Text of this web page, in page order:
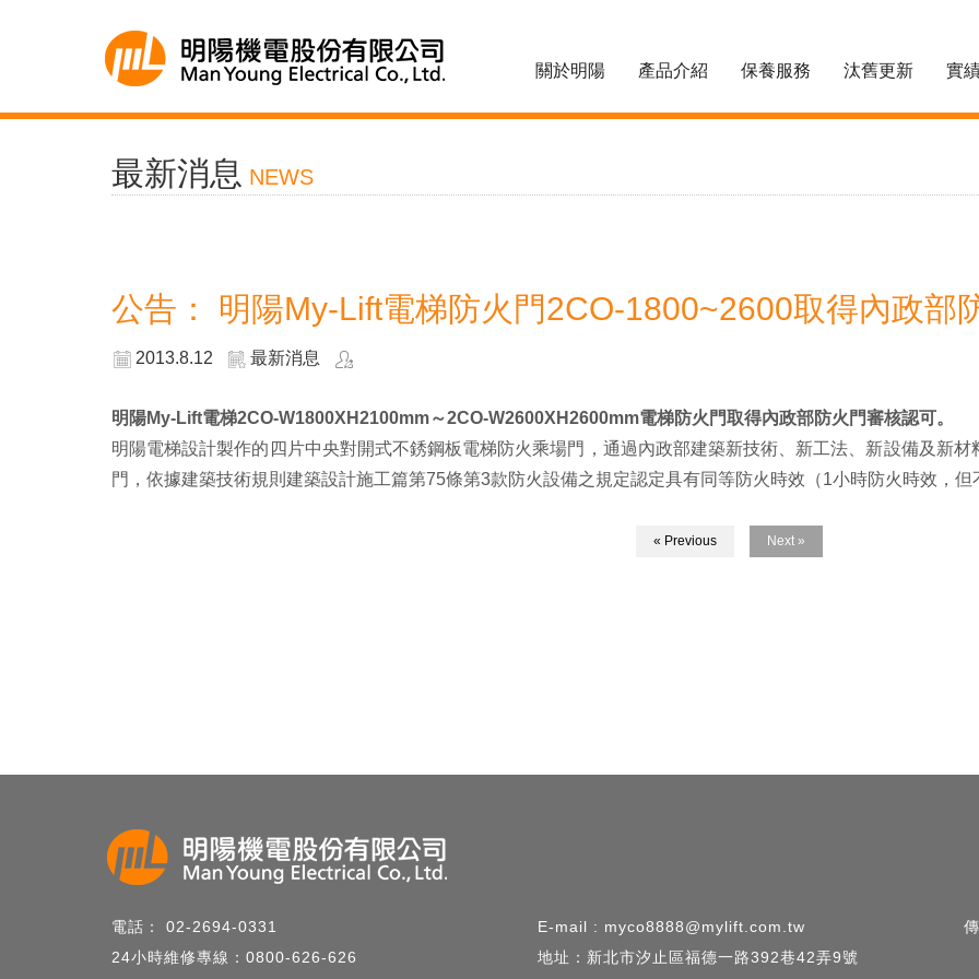
關於明陽 產品介紹 保養服務 汰舊更新 實
最新消息 NEWS
公告： 明陽My-Lift電梯防火門2CO-1800~2600取得內政部
2013.8.12 最新消息
明陽My-Lift電梯2CO-W1800XH2100mm～2CO-W2600XH2600mm電梯防火門取得內政部防火門審核認可。
明陽電梯設計製作的四片中央對開式不銹鋼板電梯防火乘場門，通過內政部建築新技術、新工法、新設備及新
門，依據建築技術規則建築設計施工篇第75條第3款防火設備之規定認定具有同等防火時效（1小時防火時效，但
« Previous Next »
電話： 02-2694-0331
24小時維修專線：0800-626-626
E-mail : myco8888@mylift.com.tw
地址：新北市汐止區福德一路392巷42弄9號